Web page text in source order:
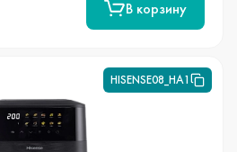
В корзину
HISENSE08_HA1